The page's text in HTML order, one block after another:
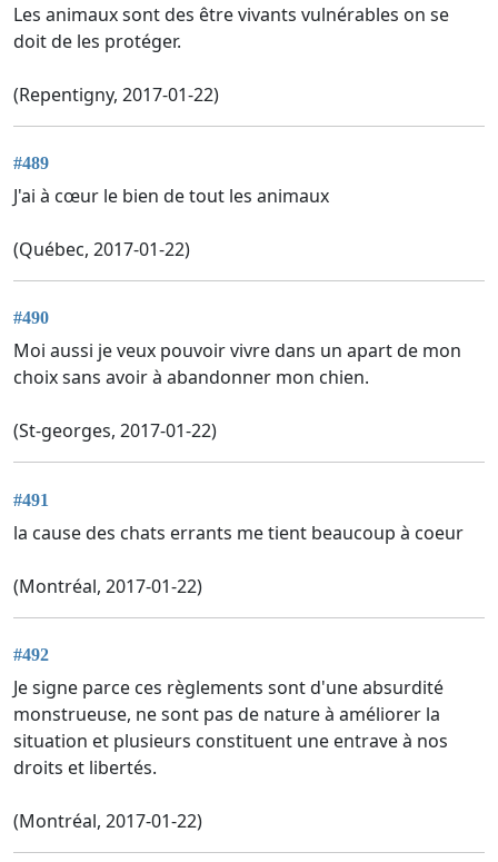
Les animaux sont des être vivants vulnérables on se
doit de les protéger.
(Repentigny, 2017-01-22)
#489
J'ai à cœur le bien de tout les animaux
(Québec, 2017-01-22)
#490
Moi aussi je veux pouvoir vivre dans un apart de mon
choix sans avoir à abandonner mon chien.
(St-georges, 2017-01-22)
#491
la cause des chats errants me tient beaucoup à coeur
(Montréal, 2017-01-22)
#492
Je signe parce ces règlements sont d'une absurdité
monstrueuse, ne sont pas de nature à améliorer la
situation et plusieurs constituent une entrave à nos
droits et libertés.
(Montréal, 2017-01-22)